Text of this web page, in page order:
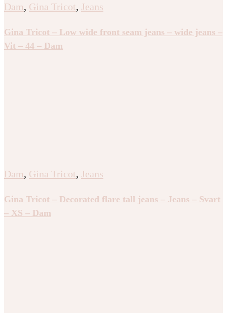
Dam, Gina Tricot, Jeans
Gina Tricot – Low wide front seam jeans – wide jeans –
Vit – 44 – Dam
Dam, Gina Tricot, Jeans
Gina Tricot – Decorated flare tall jeans – Jeans – Svart
– XS – Dam